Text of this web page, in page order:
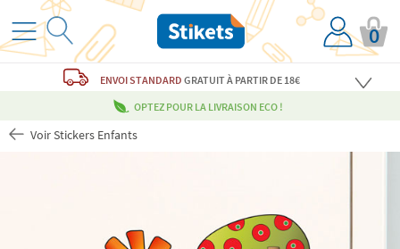
0
ENVOI STANDARDGRATUITÀ PARTIR DE 18€
OPTEZ POUR LA LIVRAISON ECO !
Voir Stickers Enfants